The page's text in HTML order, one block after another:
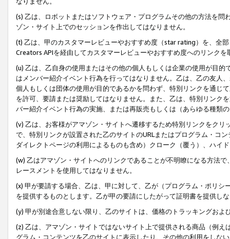
(s) 乙は、ロボットまたはソフトウェア・プログラムその他の方法を
ゾン・サイト上でのセッションを作出してはなりません。
(t) 乙は、甲のカスタマーレビューやおすすめ度（star rating）を、全
Creators APIを経由してカスタマーレビューやおすすめ度へのリンクを
(u) 乙は、乙自身の使用またはその他の個人もしくは企業の使用が目
はメンバー紹介イベント行為を行ってはなりません。乙は、乙の友人
個人もしくは団体の使用が目的であるかを問わず、特別リンクを通じ
を許可、要請または奨励してはなりません。また、乙は、特別リンク
バー紹介イベント行為の実施、または再販売もしくは（あらゆる種類
(v) 乙は、お客様がアマゾン・サイトへ遷移するため特別リンクをク
で、特別リンクが設置された乙のサイトのURLまたはプログラム・コ
ダイレクトページの利用によるものも含め）クローク（覆う）、ハイ
(w) 乙はアマゾン・サイトへのリンクであることが不明瞭になる方法
レースメントを使用してはなりません。
(x) 甲が要請する場合、乙は、甲に対して、乙が（プログラム・ポリ
を提供するものとします。乙が甲の要請にしたがって証明書を提供し
(y) 甲が別途合意しない限り、乙のサイトは、価格のトラッキングお
(z) 乙は、アマゾン・サイトではないサイト上で提供される商品（例
グラム・コンテンツを乙のサイトに表示したり、その他の利用をしな